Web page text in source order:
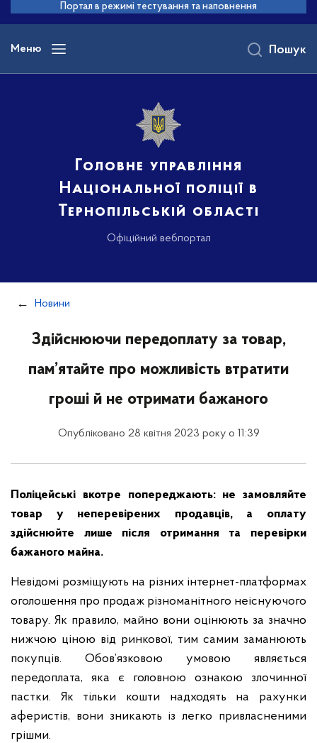
основного
вмісту
Портал в режимі тестування та наповнення
Меню
Головне управління
Національної поліції в
Тернопільській області
Офіційний вебпортал
Пошук
Новини
Здійснюючи передоплату за товар,
пам’ятайте про можливість втратити
гроші й не отримати бажаного
Опубліковано 28 квітня 2023 року о 11:39
Поліцейські вкотре попереджають: не замовляйте
товар у неперевірених продавців, а оплату
здійснюйте лише після отримання та перевірки
бажаного майна.
Невідомі розміщують на різних інтернет-платформах
оголошення про продаж різноманітного неіснуючого
товару. Як правило, майно вони оцінюють за значно
нижчою ціною від ринкової, тим самим заманюють
покупців. Обов’язковою умовою являється
передоплата, яка є головною ознакою злочинної
пастки. Як тільки кошти надходять на рахунки
аферистів, вони зникають із легко привласненими
грішми.